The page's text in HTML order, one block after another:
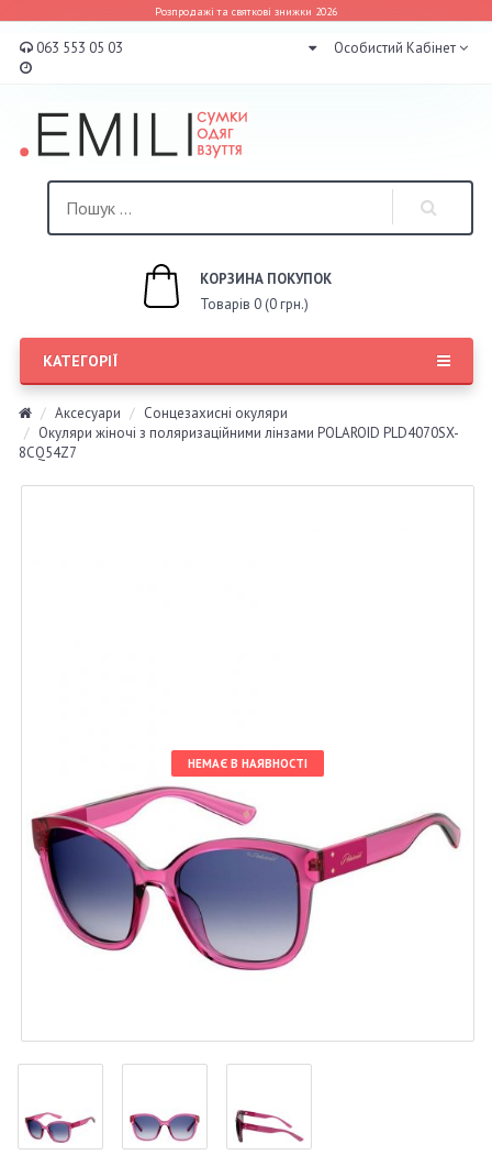
Розпродажі та святкові знижки 2026
063 553 05 03 Особистий Кабінет
КОРЗИНА ПОКУПОК
Товарів 0 (0 грн.)
КАТЕГОРІЇ
Аксесуари
Сонцезахисні окуляри
Окуляри жіночі з поляризаційними лінзами POLAROID PLD4070SX-
8CQ54Z7
НЕМАЄ В НАЯВНОСТІ